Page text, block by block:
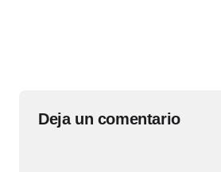
Deja un comentario